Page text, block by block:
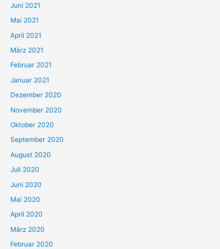
c
h
:
Juni 2021
Mai 2021
April 2021
März 2021
Februar 2021
Januar 2021
Dezember 2020
November 2020
Oktober 2020
September 2020
August 2020
Juli 2020
Juni 2020
Mai 2020
April 2020
März 2020
Februar 2020